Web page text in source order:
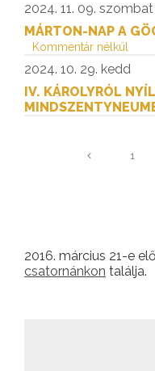
2024. 11. 09. szombat
MÁRTON-NAP A
Kommentár nélkül
2024. 10. 29. kedd
IV. KÁROLYRÓL
1
2016. március 21-e
csatornánkon találja.